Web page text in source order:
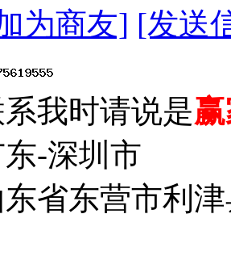
为商友] [发送
我时请说是
东-深圳市
东省东营市利